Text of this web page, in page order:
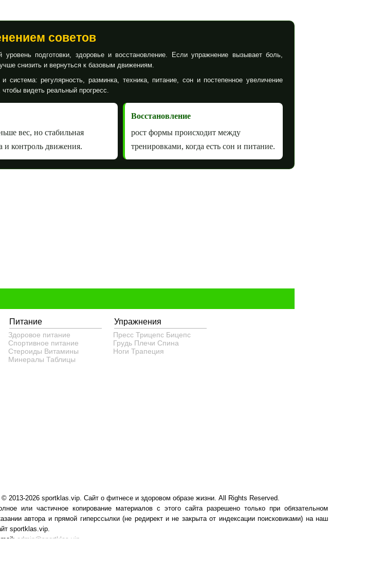
советов
подготовки, здоровье и восстановление. Если упражнение вызывает боль,
снизить и вернуться к базовым движениям.
регулярность, разминка, техника, питание, сон и постепенное увеличение
видеть реальный прогресс.
вес, но стабильная
и контроль движения.
Восстановление
рост формы происходит между
тренировками, когда есть сон и питание.
Питание
Здоровое питание
Спортивное питание
Стероиды Витамины
Минералы Таблицы
Упражнения
Пресс Трицепс Бицепс
Грудь Плечи Спина
Ноги Трапеция
© 2013-2026 sportklas.vip. Сайт о фитнесе и здоровом образе жизни. All Rights Reserved.
или частичное копирование материалов с этого сайта разрешено только при обязательном
автора и прямой гиперссылки (не редирект и не закрыта от индексации поисковиками) на наш
sportklas.vip.
admin@sportklas.vip